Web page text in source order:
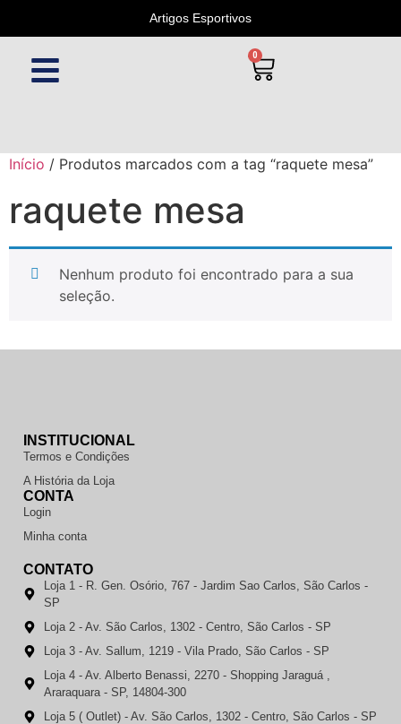
Artigos Esportivos
0
Início / Produtos marcados com a tag “raquete mesa”
raquete mesa
Nenhum produto foi encontrado para a sua
seleção.
INSTITUCIONAL
Termos e Condições
A História da Loja
CONTA
Login
Minha conta
CONTATO
Loja 1 - R. Gen. Osório, 767 - Jardim Sao Carlos, São Carlos -
SP
Loja 2 - Av. São Carlos, 1302 - Centro, São Carlos - SP
Loja 3 - Av. Sallum, 1219 - Vila Prado, São Carlos - SP
Loja 4 - Av. Alberto Benassi, 2270 - Shopping Jaraguá ,
Araraquara - SP, 14804-300
Loja 5 ( Outlet) - Av. São Carlos, 1302 - Centro, São Carlos - SP